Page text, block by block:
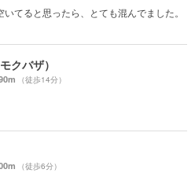
てると思ったら、とても混んでました。
クバザ）
（徒歩14分）
（徒歩6分）